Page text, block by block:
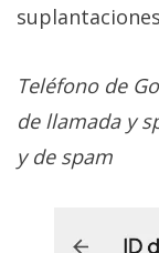
Teléfono de
de llamada y
y de spam